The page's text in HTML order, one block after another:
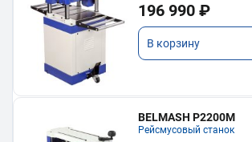
196 990 ₽
В корзину
BELMASH P2200M
Рейсмусовый станок